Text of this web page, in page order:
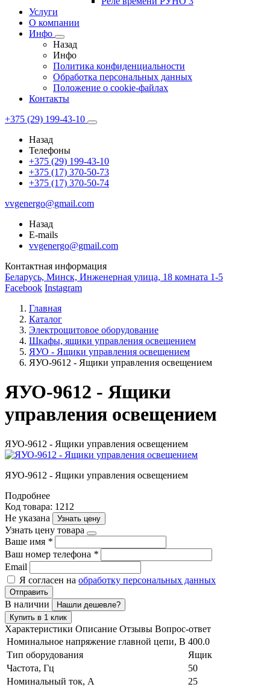
Услуги
О компании
Инфо
Назад
Инфо
Политика конфиденциальности
Обработка персональных данных
Положение о cookie-файлах
Контакты
+375 (29) 199-43-10
Назад
Телефоны
+375 (29) 199-43-10
+375 (17) 370-50-73
+375 (17) 370-50-74
vvgenergo@gmail.com
Назад
E-mails
vvgenergo@gmail.com
Контактная информация
Беларусь, Минск, Инженерная улица, 18 комната 1-5
Facebook Instagram
Главная
Каталог
Электрощитовое оборудование
Шкафы, ящики управления освещением
ЯУО - Ящики управления освещением
ЯУО-9612 - Ящики управления освещением
ЯУО-9612 - Ящики
управления освещением
ЯУО-9612 - Ящики управления освещением
ЯУО-9612 - Ящики управления освещением
Подробнее
Код товара: 1212
Не указана
Узнать цену
Узнать цену товара
Ваше имя *
Ваш номер телефона *
Email
Я согласен на обработку персональных данных
Отправить
В наличии
Нашли дешевле?
Купить в 1 клик
Характеристики Описание Отзывы Вопрос-ответ
Номинальное напряжение главной цепи, В 400.0
Тип оборудования
Ящик
Частота, Гц
50
Номинальный ток, А
25